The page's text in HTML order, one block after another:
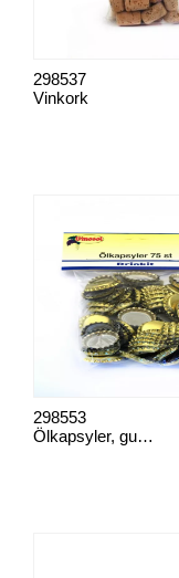
Vinkork
298537
Ölkapsyler, guld 75 st p.p
298553